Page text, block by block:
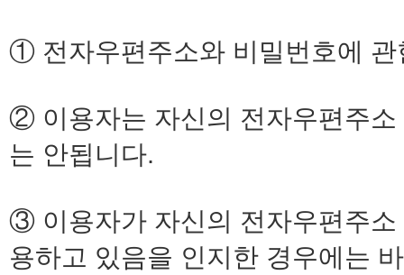
① 전자우편주소와 비밀번호에
② 이용자는 자신의 전자우편주
는 안됩니다.
③ 이용자가 자신의 전자우편주
용하고 있음을 인지한 경우에는